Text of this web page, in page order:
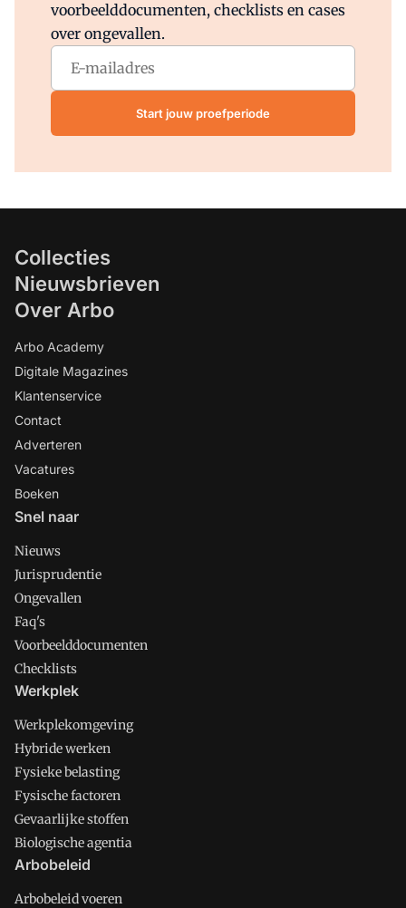
voorbeelddocumenten, checklists en cases
over ongevallen.
Start jouw proefperiode
Collecties
Nieuwsbrieven
Over Arbo
Arbo Academy
Digitale Magazines
Klantenservice
Contact
Adverteren
Vacatures
Boeken
Snel naar
Nieuws
Jurisprudentie
Ongevallen
Faq's
Voorbeelddocumenten
Checklists
Werkplek
Werkplekomgeving
Hybride werken
Fysieke belasting
Fysische factoren
Gevaarlijke stoffen
Biologische agentia
Arbobeleid
Arbobeleid voeren